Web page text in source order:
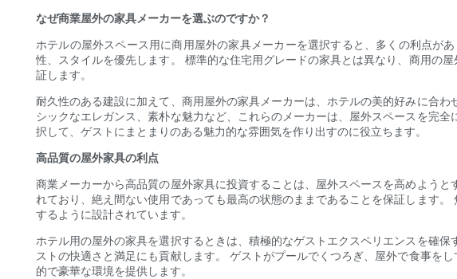
なぜ商業屋外の家具メーカーを選ぶのですか？
ホテルの屋外スペース用に商用屋外の家具メーカーを選択すると、多くの利点が
性、スタイルを優先します。 標準的な住宅用グレードの家具とは異なり、商用の
証します。
耐久性のある建設に加えて、商用屋外の家具メーカーは、ホテルの美的好みに合
シックなエレガンス、素朴な魅力など、これらのメーカーは、屋外スペースを完
択して、ゲストにまとまりのある魅力的な雰囲気を作り出すのに役立ちます。
高品質の屋外家具の利点
商業メーカーから高品質の屋外家具に投資することは、屋外スペースを高めよう
れており、絶え間ない使用であっても最高の状態のままであることを保証します
するように設計されています。
ホテル用の屋外の家具を選択するときは、積極的なゲストエクスペリエンスを確
ストの快適さと満足にも貢献します。 ゲストがプールでくつろぎ、屋外で食事を
的で豪華な環境を提供します。